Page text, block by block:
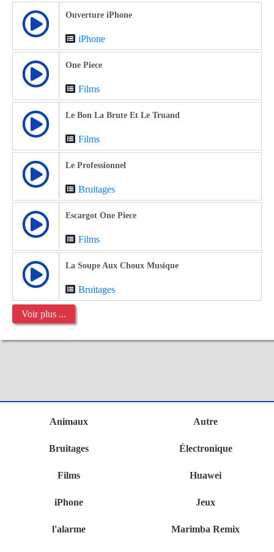
Ouverture iPhone
iPhone
One Piece
Films
Le Bon La Brute Et Le Truand
Films
Le Professionnel
Bruitages
Escargot One Piece
Films
La Soupe Aux Choux Musique
Bruitages
Voir plus ...
Animaux Autre
Bruitages Électronique
Films Huawei
iPhone Jeux
l'alarme Marimba Remix